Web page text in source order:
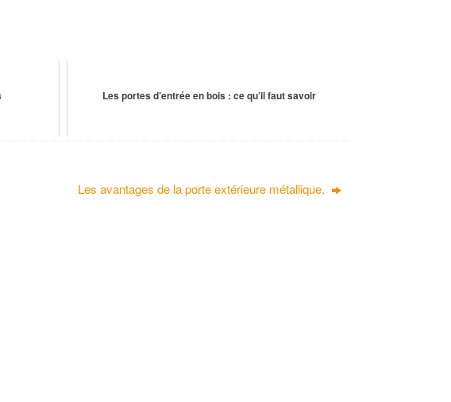
Les portes d’entrée en bois : ce qu’il faut savoir
Les avantages de la porte extérieure métallique.